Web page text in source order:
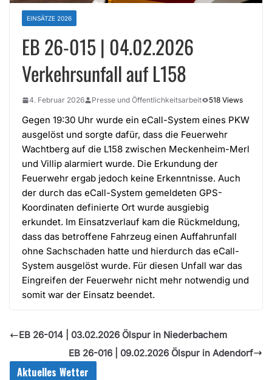
EINSÄTZE 2026
EB 26-015 | 04.02.2026
Verkehrsunfall auf L158
4. Februar 2026 Presse und Öffentlichkeitsarbeit 518 Views
Gegen 19:30 Uhr wurde ein eCall-System eines PKW
ausgelöst und sorgte dafür, dass die Feuerwehr
Wachtberg auf die L158 zwischen Meckenheim-Merl
und Villip alarmiert wurde. Die Erkundung der
Feuerwehr ergab jedoch keine Erkenntnisse. Auch
der durch das eCall-System gemeldeten GPS-
Koordinaten definierte Ort wurde ausgiebig
erkundet. Im Einsatzverlauf kam die Rückmeldung,
dass das betroffene Fahrzeug einen Auffahrunfall
ohne Sachschaden hatte und hierdurch das eCall-
System ausgelöst wurde. Für diesen Unfall war das
Eingreifen der Feuerwehr nicht mehr notwendig und
somit war der Einsatz beendet.
EB 26-014 | 03.02.2026 Ölspur in Niederbachem
EB 26-016 | 09.02.2026 Ölspur in Adendorf
Aktuelles Wetter